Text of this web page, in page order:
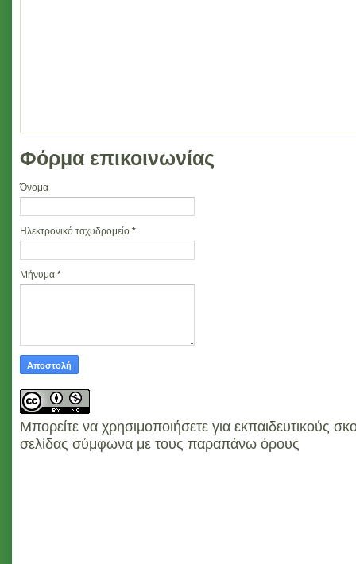
Φόρμα επικοινωνίας
Όνομα
Ηλεκτρονικό ταχυδρομείο *
Μήνυμα *
Μπορείτε να χρησιμοποιήσετε για εκπαιδευτικούς
σελίδας σύμφωνα με τους παραπάνω όρους